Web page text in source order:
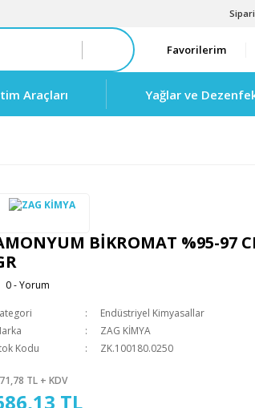
Favorilerim
Araçları Yağlar ve
BİKROMAT %95-97
0 - Yorum
Endüstriyel Kimyasallar
ZAG KİMYA
Kodu
ZK.100180.0250
TL + KDV
TL